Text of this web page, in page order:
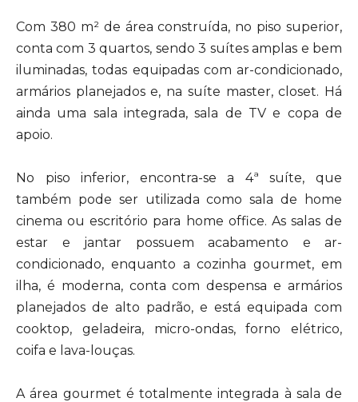
Com 380 m² de área construída, no piso superior,
conta com 3 quartos, sendo 3 suítes amplas e bem
iluminadas, todas equipadas com ar-condicionado,
armários planejados e, na suíte master, closet. Há
ainda uma sala integrada, sala de TV e copa de
apoio.
No piso inferior, encontra-se a 4ª suíte, que
também pode ser utilizada como sala de home
cinema ou escritório para home office. As salas de
estar e jantar possuem acabamento e ar-
condicionado, enquanto a cozinha gourmet, em
ilha, é moderna, conta com despensa e armários
planejados de alto padrão, e está equipada com
cooktop, geladeira, micro-ondas, forno elétrico,
coifa e lava-louças.
A área gourmet é totalmente integrada à sala de